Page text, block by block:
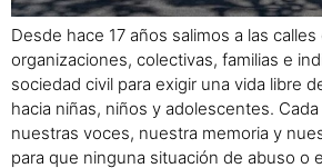
Desde hace 17 años salimos a las calles
organizaciones, colectivas, familias e
sociedad civil para exigir una vida libre
hacia niñas, niños y adolescentes.
nuestras voces, nuestra memoria y
para que ninguna situación de abuso o